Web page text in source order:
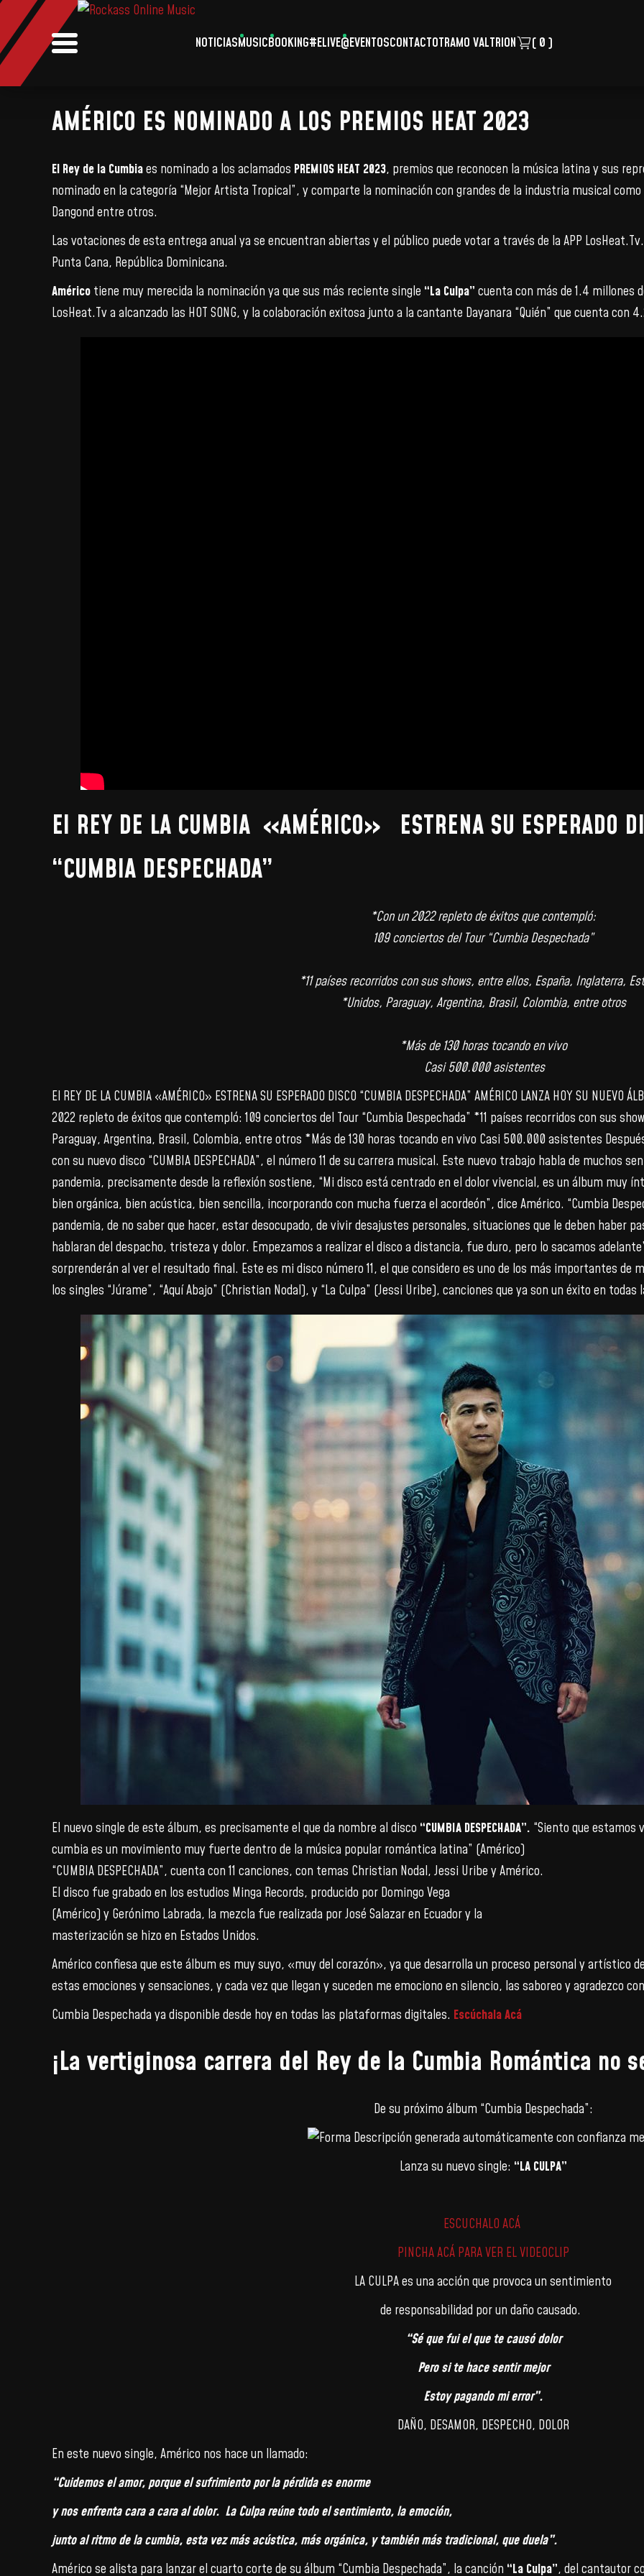
NOTICIASMUSICBOOKING#ELIVE@EVENTOSCONTACTOTRAMO VALTRION ( 0 )
AMÉRICO ES NOMINADO A LOS PREMIOS HEAT 2023
El Rey de la Cumbiaes nominado a los aclamados PREMIOS HEAT 2023, premios que reconocen la música latina y sus
nominado en la categoría “Mejor Artista Tropical”, y comparte la nominación con grandes de la industria musical
Dangond entre otros.
Las votaciones de esta entrega anual ya se encuentran abiertas y el público puede votar a través de la APP
Punta Cana, República Dominicana.
Américo tiene muy merecida la nominación ya que sus más reciente single “La Culpa” cuenta con más de 1.4 millones
LosHeat.Tv a alcanzado las HOT SONG, y la colaboración exitosa junto a la cantante Dayanara “Quién” que cuenta
El REY DE LA CUMBIA «AMÉRICO» ESTRENA SU ESPERADO
“CUMBIA DESPECHADA”
*Con un 2022 repleto de éxitos que contempló:
109 conciertos del Tour “Cumbia Despechada”
*11 países recorridos con sus shows, entre ellos, España, Inglaterra,
*Unidos, Paraguay, Argentina, Brasil, Colombia, entre otros
*Más de 130 horas tocando en vivo
Casi 500.000 asistentes
El REY DE LA CUMBIA «AMÉRICO» ESTRENA SU ESPERADO DISCO “CUMBIA DESPECHADA” AMÉRICO LANZA HOY SU
2022 repleto de éxitos que contempló: 109 conciertos del Tour “Cumbia Despechada” *11 países recorridos con sus
Paraguay, Argentina, Brasil, Colombia, entre otros *Más de 130 horas tocando en vivo Casi 500.000 asistentes
con su nuevo disco “CUMBIA DESPECHADA”, el número 11 de su carrera musical. Este nuevo trabajo habla de muchos
pandemia, precisamente desde la reflexión sostiene, “Mi disco está centrado en el dolor vivencial, es un álbum muy
bien orgánica, bien acústica, bien sencilla, incorporando con mucha fuerza el acordeón”, dice Américo. “Cumbia
pandemia, de no saber que hacer, estar desocupado, de vivir desajustes personales, situaciones que le deben haber
hablaran del despacho, tristeza y dolor. Empezamos a realizar el disco a distancia, fue duro, pero lo sacamos
sorprenderán al ver el resultado final. Este es mi disco número 11, el que considero es uno de los más importantes de mi
los singles “Júrame”, “Aquí Abajo” (Christian Nodal), y “La Culpa” (Jessi Uribe), canciones que ya son un éxito en
El nuevo single de este álbum, es precisamente el que da nombre al disco “CUMBIA DESPECHADA”. “Siento que estamos
cumbia es un movimiento muy fuerte dentro de la música popular romántica latina” (Américo)
“CUMBIA DESPECHADA”, cuenta con 11 canciones, con temas Christian Nodal, Jessi Uribe y Américo.
El disco fue grabado en los estudios Minga Records, producido por Domingo Vega
(Américo) y Gerónimo Labrada, la mezcla fue realizada por José Salazar en Ecuador y la
masterización se hizo en Estados Unidos.
Américo confiesa que este álbum es muy suyo, «muy del corazón», ya que desarrolla un proceso personal y artístico
estas emociones y sensaciones, y cada vez que llegan y suceden me emociono en silencio, las saboreo y agradezco
Cumbia Despechada ya disponible desde hoy en todas las plataformas digitales. Escúchala Acá
¡La vertiginosa carrera del Rey de la Cumbia Romántica
De su próximo álbum “Cumbia Despechada”:
Lanza su nuevo single: “LA CULPA”
ESCUCHALO ACÁ
PINCHA ACÁ PARA VER EL VIDEOCLIP
LA CULPA es una acción que provoca un sentimiento
de responsabilidad por un daño causado.
“Sé que fui el que te causó dolor
Pero si te hace sentir mejor
Estoy pagando mi error”.
DAÑO, DESAMOR, DESPECHO, DOLOR
En este nuevo single, Américo nos hace un llamado:
“Cuidemos el amor, porque el sufrimiento por la pérdida es enorme
y nos enfrenta cara a cara al dolor. La Culpa reúne todo el sentimiento, la emoción,
junto al ritmo de la cumbia, esta vez más acústica, más orgánica, y también más tradicional, que duela”.
Américo se alista para lanzar el cuarto corte de su álbum “Cumbia Despechada”, la canción “La Culpa”, del cantautor